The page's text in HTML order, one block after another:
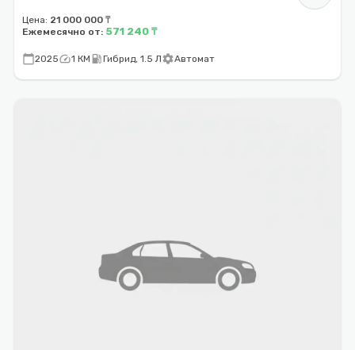
Цена: 21 000 000 ₸
Ежемесячно от: 571 240 ₸
calendar_today2025speed1 КМ local_gas_stationГибрид, 1.5 ЛsettingsАвтомат